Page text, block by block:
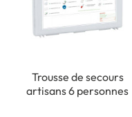
Trousse de secours
artisans 6 personnes